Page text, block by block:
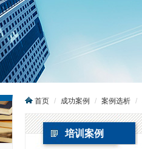
首页 成功案例 案例选析
培训案例